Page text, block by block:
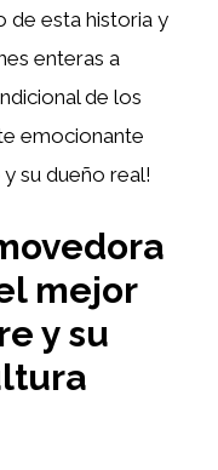
de esta historia y
enteras a
de los
emocionante
y su dueño real!
mejor
y su